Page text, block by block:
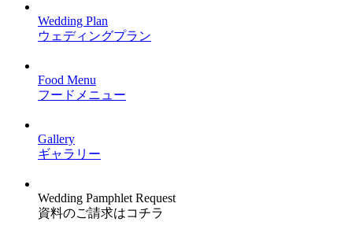
Wedding Plan
ウェディングプラン
Food Menu
フードメニュー
Gallery
ギャラリー
Wedding Pamphlet Request
資料のご請求はコチラ